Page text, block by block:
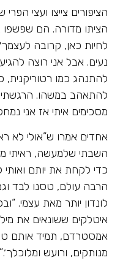
הציפורים צייצו ועצי
הציתו מדורה. הם שפשפו
לחיות כאן, קרובה
נעים. אבל אני רוצה
להתנהג כמו
להתאהב במשהו.
מסכימים איתי אז אני
אחדים אמרו ש”אולי לא
השבתי שלמעשה, ראיתי
כדי לקחת את יותם ואותי
הרבה עולם, טסנו לבד וגם
לונדון יותר מאת עצמי.
איטלקים ששונאים את
אמסטרדם, תמיד אותם
מנותקים, ורועש ומלוכלך׳.”